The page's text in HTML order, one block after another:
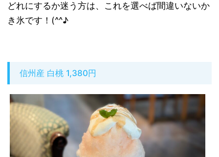
どれにするか迷う方は、これを選べば間違いないか
き氷です！(^^♪
信州産 白桃 1,380円